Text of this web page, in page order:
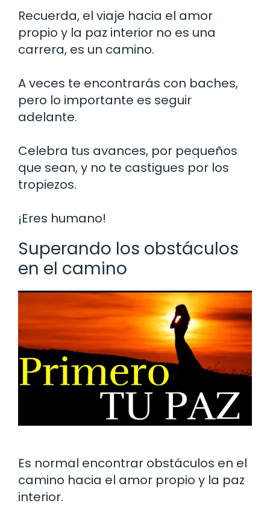
Recuerda, el viaje hacia el amor
propio y la paz interior no es una
carrera, es un camino.
A veces te encontrarás con baches,
pero lo importante es seguir
adelante.
Celebra tus avances, por pequeños
que sean, y no te castigues por los
tropiezos.
¡Eres humano!
Superando los obstáculos
en el camino
Es normal encontrar obstáculos en el
camino hacia el amor propio y la paz
interior.